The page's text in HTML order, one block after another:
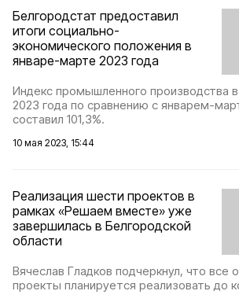
Белгородстат предоставил
итоги социально-
экономического положения в
январе-марте 2023 года
Индекс промышленного производства
2023 года по сравнению с январем-
составил 101,3%.
10 мая 2023, 15:44
Реализация шести проектов в
рамках «Решаем вместе» уже
завершилась в Белгородской
области
Вячеслав Гладков подчеркнул, что все
проекты планируется реализовать до